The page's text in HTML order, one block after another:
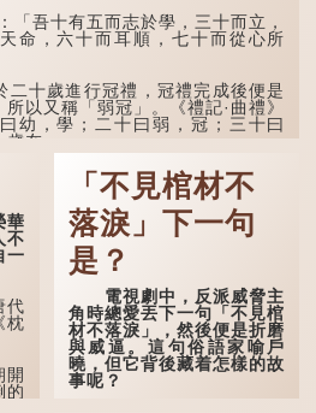
：
：
。
養
吾十有五而志於學，三十而立，
命，六十而耳順，七十而從心所
十歲進行冠禮，冠禮完成後便是
以又稱「弱冠」。《禮記·曲禮》
幼，學；二十曰弱，冠；三十曰
在...
華
不
一
代
枕
的
「不見棺材不
落淚」下一句
是？
電視劇中，反派威脅主
角時總愛丟下一句「不見棺
材不落淚」，然後便是折磨
與威逼。這句俗語家喻戶
曉，但它背後藏着怎樣的故
事呢？